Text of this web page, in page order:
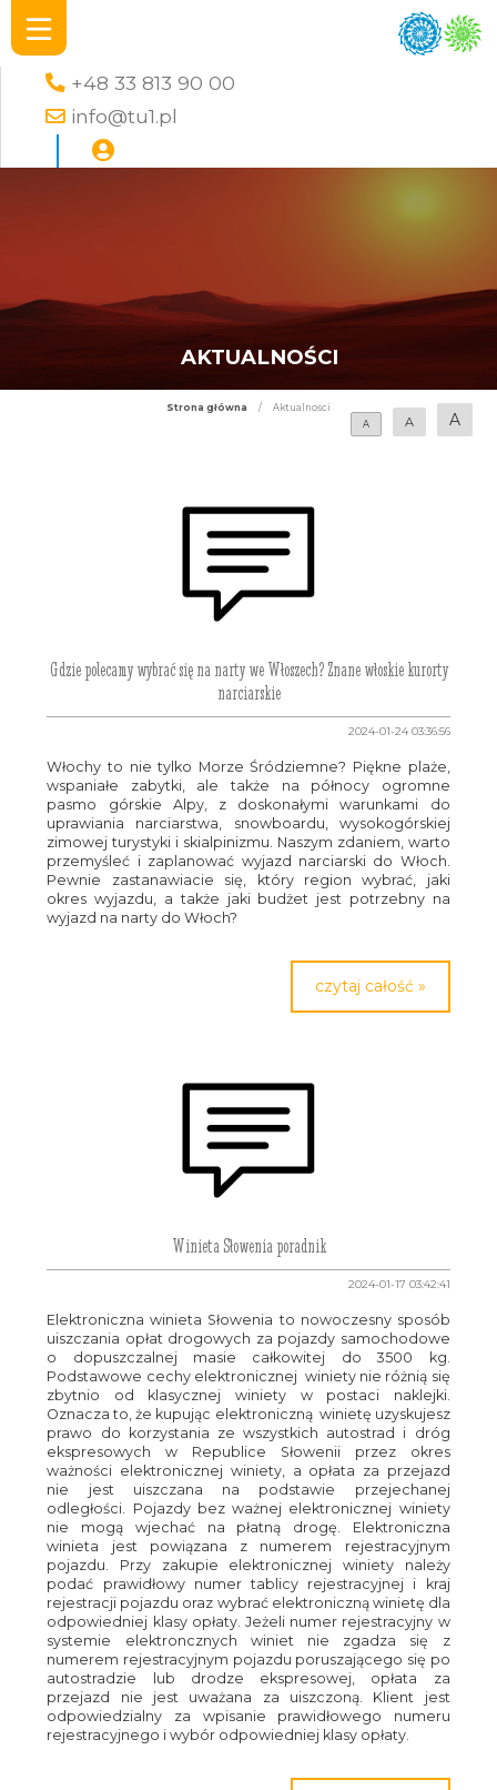
+48 33 813 90 00
info@tu1.pl
AKTUALNOŚCI
Strona główna /
Aktualności
A
A A
Gdzie polecamy wybrać się na narty we Włoszech? Znane włoskie kurorty
narciarskie
2024-01-24 03:36:56
Włochy to nie tylko Morze Śródziemne? Piękne plaże,
wspaniałe zabytki, ale także na północy ogromne
pasmo górskie Alpy, z doskonałymi warunkami do
uprawiania narciarstwa, snowboardu, wysokogórskiej
zimowej turystyki i skialpinizmu. Naszym zdaniem, warto
przemyśleć i zaplanować wyjazd narciarski do Włoch.
Pewnie zastanawiacie się, który region wybrać, jaki
okres wyjazdu, a także jaki budżet jest potrzebny na
wyjazd na narty do Włoch?
czytaj całość »
Winieta Słowenia poradnik
2024-01-17 03:42:41
Elektroniczna winieta Słowenia to nowoczesny sposób
uiszczania opłat drogowych za pojazdy samochodowe
o dopuszczalnej masie całkowitej do 3500 kg.
Podstawowe cechy elektronicznej winiety nie różnią się
zbytnio od klasycznej winiety w postaci naklejki.
Oznacza to, że kupując elektroniczną winietę uzyskujesz
prawo do korzystania ze wszystkich autostrad i dróg
ekspresowych w Republice Słowenii przez okres
ważności elektronicznej winiety, a opłata za przejazd
nie jest uiszczana na podstawie przejechanej
odległości. Pojazdy bez ważnej elektronicznej winiety
nie mogą wjechać na płatną drogę. Elektroniczna
winieta jest powiązana z numerem rejestracyjnym
pojazdu. Przy zakupie elektronicznej winiety należy
podać prawidłowy numer tablicy rejestracyjnej i kraj
rejestracji pojazdu oraz wybrać elektroniczną winietę dla
odpowiedniej klasy opłaty. Jeżeli numer rejestracyjny w
systemie elektroncznych winiet nie zgadza się z
numerem rejestracyjnym pojazdu poruszającego się po
autostradzie lub drodze ekspresowej, opłata za
przejazd nie jest uważana za uiszczoną. Klient jest
odpowiedzialny za wpisanie prawidłowego numeru
rejestracyjnego i wybór odpowiedniej klasy opłaty.